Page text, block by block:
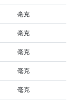
毫克
毫克
毫克
毫克
毫克